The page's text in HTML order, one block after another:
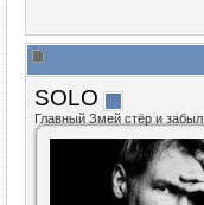
SOLO
Главный Змей стёр и забыл